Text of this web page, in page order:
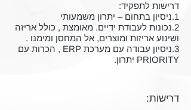
דרישות לתפקיד:
1.ניסיון בתחום – יתרון משמעותי
2.נכונות לעבודת ידיים. מאומצת , כולל אריזה
ושינוע אריזות ומוצרים, אל המחסן ומימנו .
3.ניסיון עבודה עם מערכת ERP , הכרות עם
PRIORITY יתרון.
דרישות: